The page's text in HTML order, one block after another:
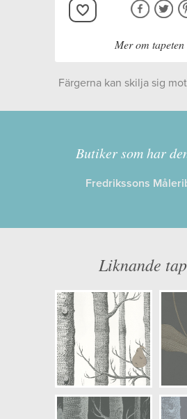
Mer om tapeten
Kollektion:
Opacitet: Låg
Mönsterhöjd: 0,76
Artikelnummer: 95/4019
NCS Bottenkulör:
Färg: Beige, Guld
Mönster: Växande,
Struktur: Slät, Blank
Färgerna kan skilja sig
Butiker som har
Fredrikssons
Liknande